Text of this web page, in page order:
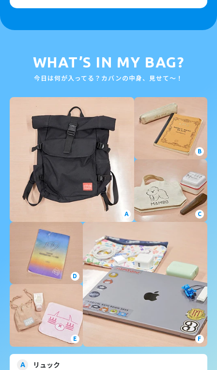
WHAT’S IN MY BAG?
今日は何が入ってる？カバンの中身、見せて〜！
A
B
C
D
E F
A リュック